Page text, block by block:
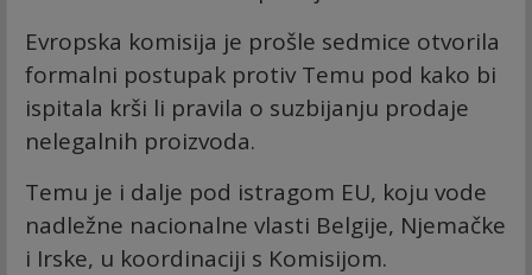
Evropska komisija je prošle sedmice otvorila
formalni postupak protiv Temu pod kako bi
ispitala krši li pravila o suzbijanju prodaje
nelegalnih proizvoda.
Temu je i dalje pod istragom EU, koju vode
nadležne nacionalne vlasti Belgije, Njemačke
i Irske, u koordinaciji s Komisijom.